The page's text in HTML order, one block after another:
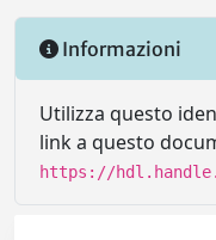
Informazioni
Utilizza questo
link a questo
https://